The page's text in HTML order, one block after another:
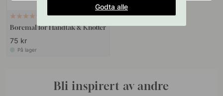
127
Boremal for Håndtak & Knotter
75 kr
På lager
Bli inspirert av andre
Godta alle